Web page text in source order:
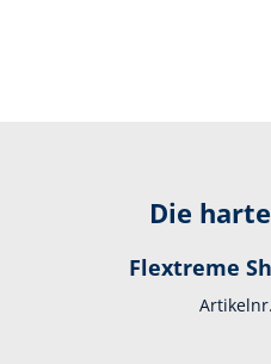
Die
Flextreme